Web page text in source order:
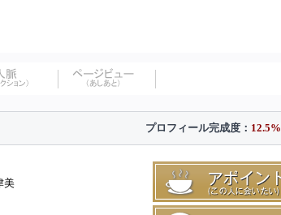
プロフィール完成度： 12.5%
美